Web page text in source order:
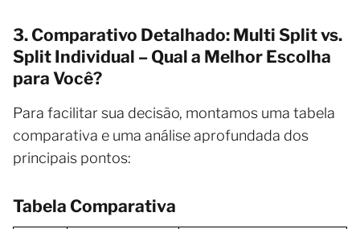
3. Comparativo Detalhado: Multi Split vs.
Split Individual – Qual a Melhor Escolha
para Você?
Para facilitar sua decisão, montamos uma tabela
comparativa e uma análise aprofundada dos
principais pontos:
Tabela Comparativa